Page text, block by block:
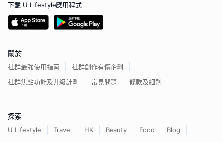
下載 U Lifestyle應用程式
關於
社群最強使用指南
社群創作有價企劃
社群焦點功能及升級計劃
常見問題 條款及細則
探索
U Lifestyle Travel HK Beauty Food
Blog